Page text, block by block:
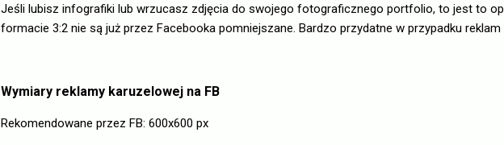
Jeśli lubisz infografiki lub wrzucasz zdjęcia do swojego fotograficznego portfolio, to jest to
formacie 3:2 nie są już przez Facebooka pomniejszane. Bardzo przydatne w przypadku
Wymiary reklamy karuzelowej na FB
Rekomendowane przez FB: 600x600 px